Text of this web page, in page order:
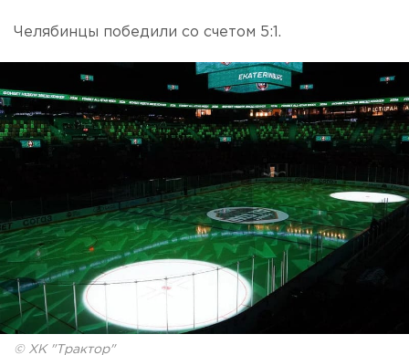
Челябинцы победили со счетом 5:1.
© ХК "Трактор"